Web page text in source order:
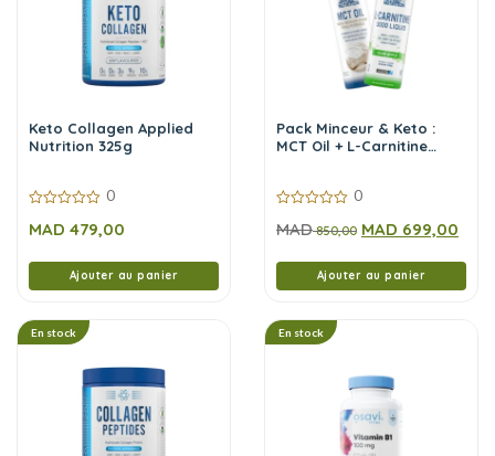
Keto Collagen Applied
Nutrition 325g
sur
0
MAD 479,00
Ajouter au panier
Pack Minceur & Keto :
MCT Oil + L-Carnitine
sur
0
MAD850,00 MAD 699,00
Ajouter au panier
En stock En stock